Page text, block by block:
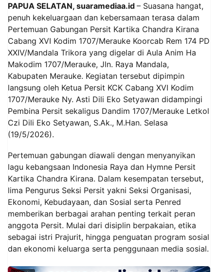
PAPUA SELATAN, suaramediaa.id – Suasana hangat,
penuh kekeluargaan dan kebersamaan terasa dalam
Pertemuan Gabungan Persit Kartika Chandra Kirana
Cabang XVI Kodim 1707/Merauke Koorcab Rem 174 PD
XXIV/Mandala Trikora yang digelar di Aula Anim Ha
Makodim 1707/Merauke, Jln. Raya Mandala,
Kabupaten Merauke. Kegiatan tersebut dipimpin
langsung oleh Ketua Persit KCK Cabang XVI Kodim
1707/Merauke Ny. Asti Dili Eko Setyawan didampingi
Pembina Persit sekaligus Dandim 1707/Merauke Letkol
Czi Dili Eko Setyawan, S.Ak., M.Han. Selasa
(19/5/2026).
Pertemuan gabungan diawali dengan menyanyikan
lagu kebangsaan Indonesia Raya dan Hymne Persit
Kartika Chandra Kirana. Dalam kesempatan tersebut,
lima Pengurus Seksi Persit yakni Seksi Organisasi,
Ekonomi, Kebudayaan, dan Sosial serta Penred
memberikan berbagai arahan penting terkait peran
anggota Persit. Mulai dari disiplin berpakaian, etika
sebagai istri Prajurit, hingga penguatan program sosial
dan ekonomi keluarga serta penggunaan media sosial.